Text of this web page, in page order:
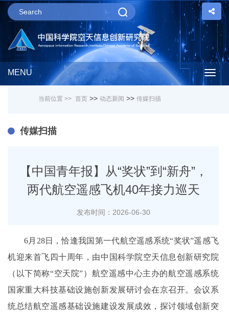
MENU
当前位置 >> 首页 >> 动态新闻 >> 传媒扫描
传媒扫描
【中国青年报】从“奖状”到“新舟”，
两代航空遥感飞机40年接力巡天
发布时间：2026-06-30
6月28日，恰逢我国第一代航空遥感系统“奖状”遥感飞
机迎来首飞四十周年，由中国科学院空天信息创新研究院
（以下简称“空天院”）航空遥感中心主办的航空遥感系统
国家重大科技基础设施创新发展研讨会在京召开。会议系
统总结航空遥感基础设施建设发展成效，探讨领域创新突